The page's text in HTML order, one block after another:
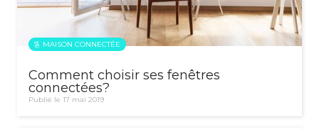
MAISON CONNECTÉE
Comment choisir ses fenêtres
connectées?
Publié le 17 mai 2019